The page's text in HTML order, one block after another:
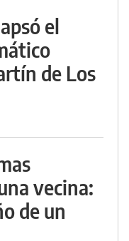
el
de Los
vecina:
de un